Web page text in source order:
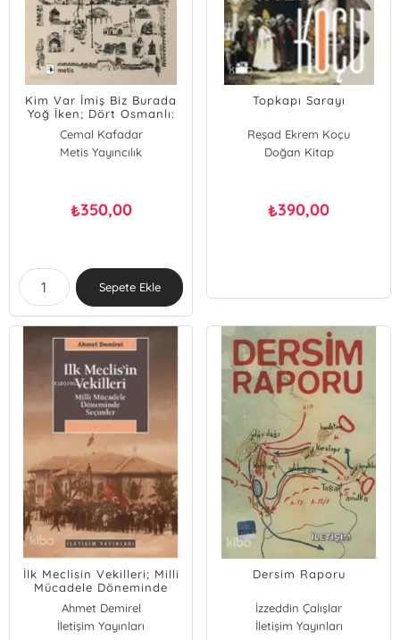
Kim Var İmiş Biz Burada
Yoğ İken; Dört Osmanlı:
Yeniçeri, Tüccar, Derviş ve
Hatun
Cemal Kafadar
Metis Yayıncılık
₺350,00
Sepete Ekle
Topkapı Sarayı
Reşad Ekrem Koçu
Doğan Kitap
₺390,00
İlk Meclisin Vekilleri; Milli
Mücadele Döneminde
Ahmet Demirel
İletişim Yayınları
Dersim Raporu
İzzeddin Çalışlar
İletişim Yayınları